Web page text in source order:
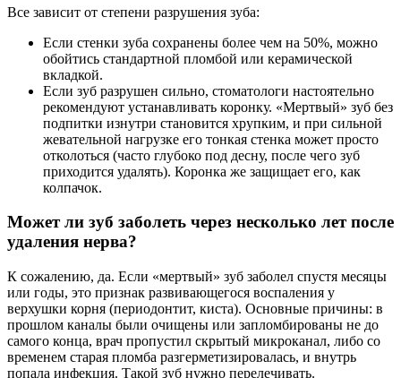
Все зависит от степени разрушения зуба:
Если стенки зуба сохранены более чем на 50%, можно
обойтись стандартной пломбой или керамической
вкладкой.
Если зуб разрушен сильно, стоматологи настоятельно
рекомендуют устанавливать коронку. «Мертвый» зуб без
подпитки изнутри становится хрупким, и при сильной
жевательной нагрузке его тонкая стенка может просто
отколоться (часто глубоко под десну, после чего зуб
приходится удалять). Коронка же защищает его, как
колпачок.
Может ли зуб заболеть через несколько лет после
удаления нерва?
К сожалению, да. Если «мертвый» зуб заболел спустя месяцы
или годы, это признак развивающегося воспаления у
верхушки корня (периодонтит, киста). Основные причины: в
прошлом каналы были очищены или запломбированы не до
самого конца, врач пропустил скрытый микроканал, либо со
временем старая пломба разгерметизировалась, и внутрь
попала инфекция. Такой зуб нужно перелечивать.